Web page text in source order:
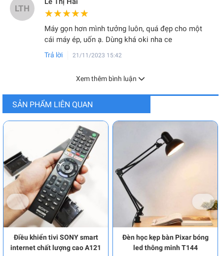
LTH ★★★★★
★★★★★
Máy gọn hơn mình tưởng luôn, quá đẹp cho một
cái máy ép, uốn ạ. Dùng khá oki nha ce
Trả lời 21/11/2023 15:42
Xem thêm bình luận
SẢN PHẨM LIÊN QUAN
Điều khiển tivi SONY smart
internet chất lượng cao A121
Đèn học kẹp bàn Pixar bóng
led thông minh T144